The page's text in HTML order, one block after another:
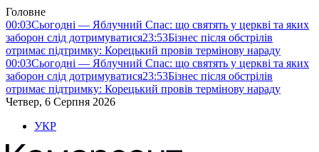
Головне
00:03Сьогодні — Яблучний Спас: що святять у церкві та яких
заборон слід дотримуватися23:53Бізнес після обстрілів
отримає підтримку: Корецький провів термінову нараду
00:03Сьогодні — Яблучний Спас: що святять у церкві та яких
заборон слід дотримуватися23:53Бізнес після обстрілів
отримає підтримку: Корецький провів термінову нараду
Четвер, 6 Серпня 2026
УКР